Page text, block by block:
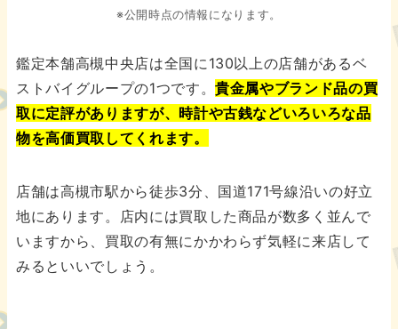
※公開時点の情報になります。
鑑定本舗高槻中央店は全国に130以上の店舗があるベ
ストバイグループの1つです。貴金属やブランド品の買
取に定評がありますが、時計や古銭などいろいろな品
物を高価買取してくれます。
店舗は高槻市駅から徒歩3分、国道171号線沿いの好立
地にあります。店内には買取した商品が数多く並んで
いますから、買取の有無にかかわらず気軽に来店して
みるといいでしょう。